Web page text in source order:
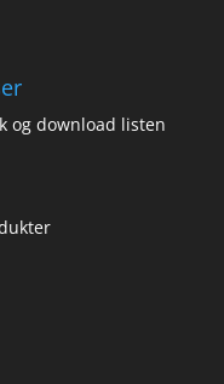
og download listen